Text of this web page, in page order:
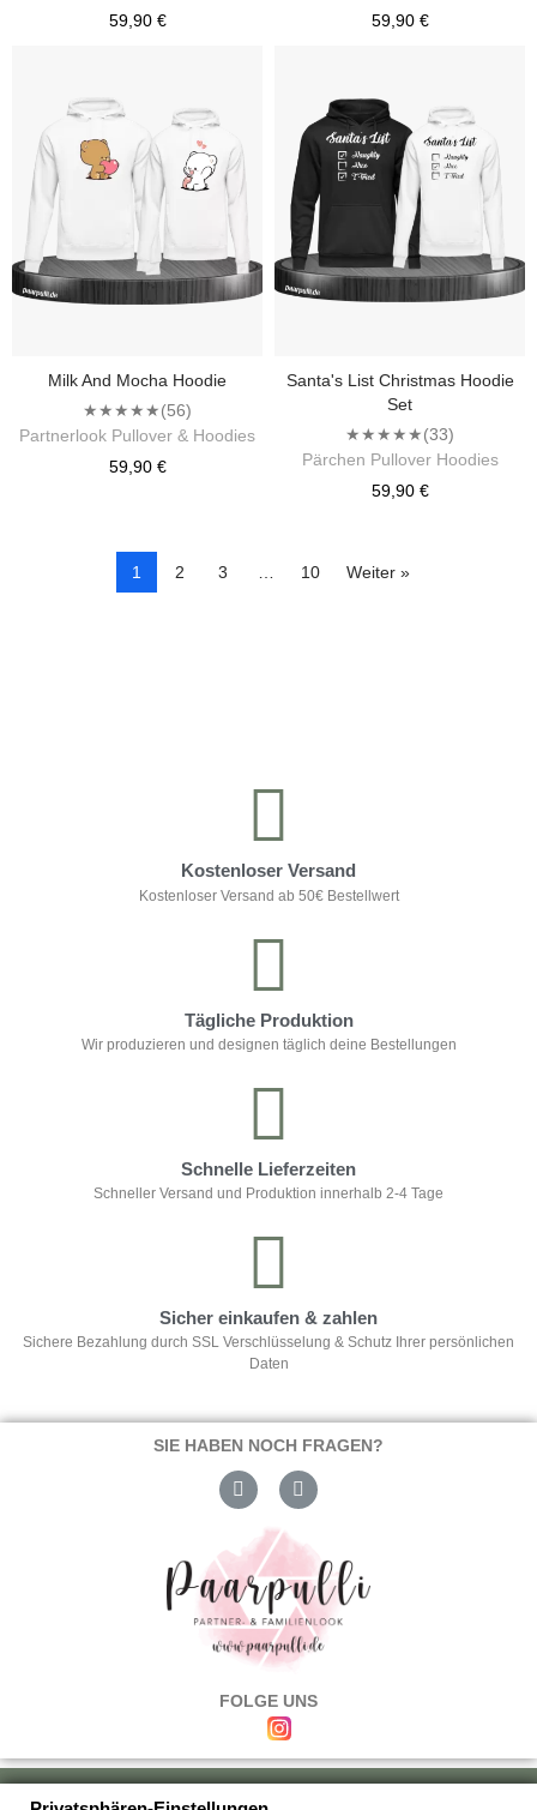
59,90 €
59,90 €
Milk And Mocha Hoodie
★★★★★(56)
Partnerlook Pullover & Hoodies
59,90 €
Santa's List Christmas Hoodie
Set
★★★★★(33)
Pärchen Pullover Hoodies
59,90 €
1 2 3 … 10 Weiter »
Kostenloser Versand
Kostenloser Versand ab 50€ Bestellwert
Tägliche Produktion
Wir produzieren und designen täglich deine Bestellungen
Schnelle Lieferzeiten
Schneller Versand und Produktion innerhalb 2-4 Tage
Sicher einkaufen & zahlen
Sichere Bezahlung durch SSL Verschlüsselung & Schutz Ihrer persönlichen
Daten
SIE HABEN NOCH FRAGEN?
FOLGE UNS
Über uns|Versand & Zahlung|Umtausch & Rückgabe